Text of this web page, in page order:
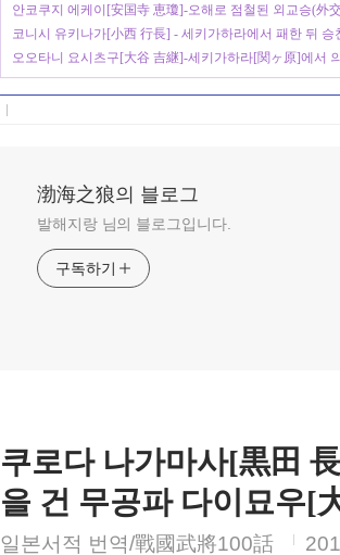
안코쿠지 에케이[安国寺 恵瓊]-오해로 점철된 외교승(外
코니시 유키나가[小西 行長] - 세키가하라에서 패한 뒤
오오타니 요시츠구[大谷 吉継]-세키가하라[関ヶ原]에서
渤海之狼의 블로그
발해지랑 님의 블로그입니다.
구독하기
쿠로다 나가마사[黒田
을 건 무공파 다이묘우[
일본서적 번역/戰國武將100話